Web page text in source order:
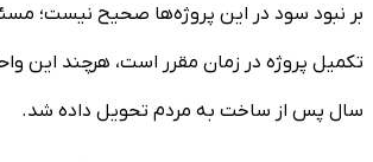
بر نبود سود در این پروژه‌ها صحیح نیست؛
تکمیل پروژه در زمان مقرر است، هرچند این
سال پس از ساخت به مردم تحویل داده شد.